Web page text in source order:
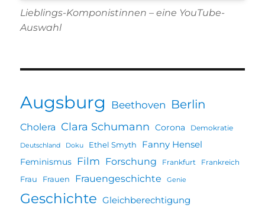
Lieblings-Komponistinnen – eine YouTube-
Auswahl
Augsburg Beethoven Berlin
Cholera Clara Schumann Corona Demokratie
Deutschland Doku Ethel Smyth Fanny Hensel
Feminismus Film Forschung Frankfurt Frankreich
Frau Frauen Frauengeschichte Genie
Geschichte Gleichberechtigung